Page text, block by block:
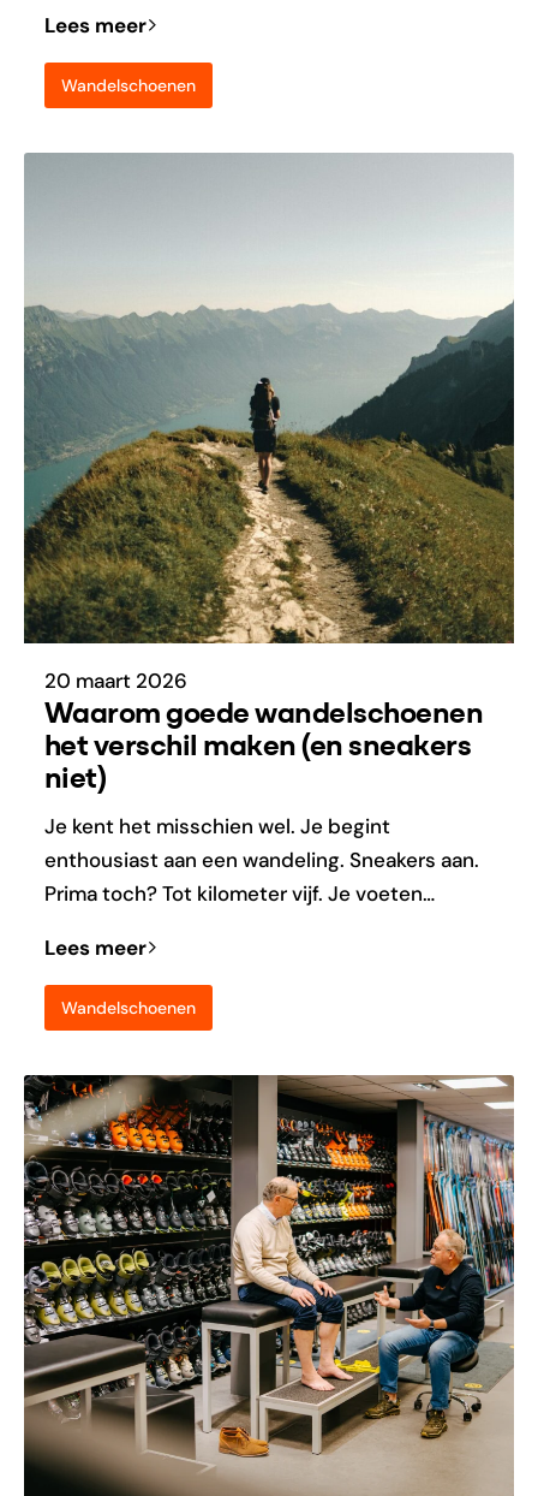
Lees meer
Wandelschoenen
20 maart 2026
Waarom goede wandelschoenen
het verschil maken (en sneakers
niet)
Je kent het misschien wel. Je begint
enthousiast aan een wandeling. Sneakers aan.
Prima toch? Tot kilometer vijf. Je voeten…
Lees meer
Wandelschoenen